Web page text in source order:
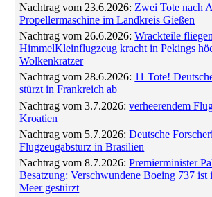
Nachtrag vom 23.6.2026: Zwei Tote nach
Propellermaschine im Landkreis Gießen
Nachtrag vom 26.6.2026:Wrackteile
HimmelKleinflugzeug kracht in Pekings
Wolkenkratzer
Nachtrag vom 28.6.2026: 11 Tote!
stürzt in Frankreich ab
Nachtrag vom 3.7.2026:verheerendem
Kroatien
Nachtrag vom 5.7.2026:Deutsche
Flugzeugabsturz in Brasilien
Nachtrag vom 8.7.2026:Premierminister
Besatzung: Verschwundene Boeing 737 ist
Meer gestürzt